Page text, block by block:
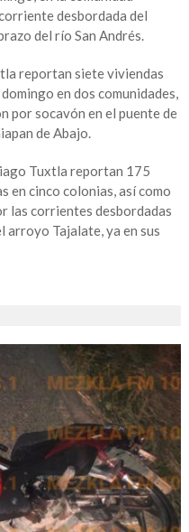
desbordada del
del río San Andrés.
reportan siete viviendas
en dos comunidades,
por socavón en el puente de
de Abajo.
Tuxtla reportan 175
en cinco colonias, así como
las corrientes desbordadas
arroyo Tajalate, ya en sus